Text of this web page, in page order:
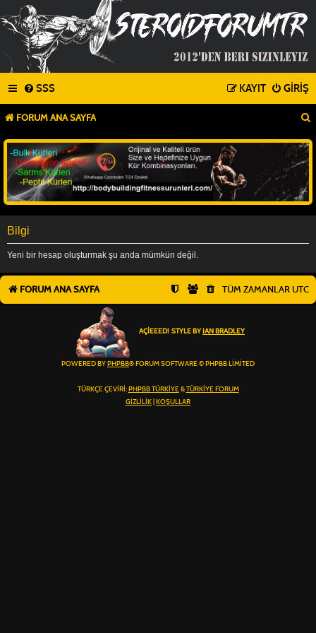
SSS GIRIŞ
KAYIT
FORUM ANA SAYFA
Bilgi
Yeni bir hesap oluşturmak şu anda mümkün değil.
FORUM ANA SAYFA TÜM ZAMANLAR UTC
AÇIEEED! STYLE BY IAN BRADLEY
POWERED BY PHPBB® FORUM SOFTWARE © PHPBB LIMITED
TÜRKÇE ÇEVIRI: PHPBB TÜRKIYE& TÜRKIYE FORUM
GIZLILIK
KOŞULLAR